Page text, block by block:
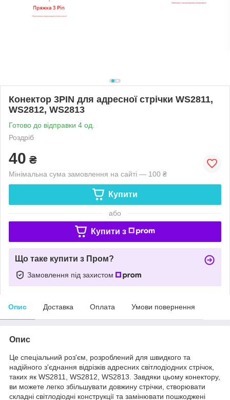
Конектор 3PIN для адресної стрічки WS2811,
WS2812, WS2813
Готово до відправки 4 од.
Роздріб
40 ₴
Мінімальна сума замовлення на сайті — 100 ₴
Купити
або
Купити з
Що таке купити з Пром?
Замовлення під захистом
Опис Доставка Оплата Умови повернення
Опис
Це спеціальний роз'єм, розроблений для швидкого та
надійного з'єднання відрізків адресних світлодіодних стрічок,
таких як WS2811, WS2812, WS2813. Завдяки цьому конектору,
ви можете легко збільшувати довжину стрічки, створювати
складні світлодіодні конструкції та замінювати пошкоджені